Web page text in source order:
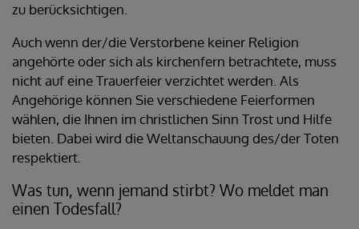
zu berücksichtigen.
Auch wenn der/die Verstorbene keiner Religion
angehörte oder sich als kirchenfern betrachtete, muss
nicht auf eine Trauerfeier verzichtet werden. Als
Angehörige können Sie verschiedene Feierformen
wählen, die Ihnen im christlichen Sinn Trost und Hilfe
bieten. Dabei wird die Weltanschauung des/der Toten
respektiert.
Was tun, wenn jemand stirbt? Wo meldet man
einen Todesfall?